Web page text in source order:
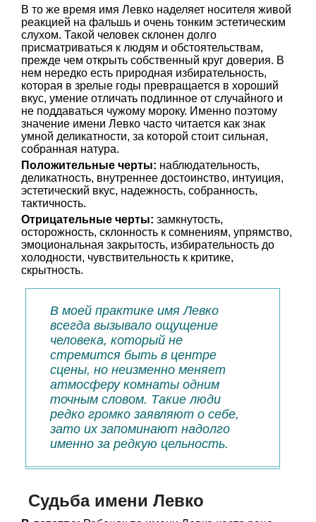
В то же время имя Левко наделяет носителя живой
реакцией на фальшь и очень тонким эстетическим
слухом. Такой человек склонен долго
присматриваться к людям и обстоятельствам,
прежде чем открыть собственный круг доверия. В
нем нередко есть природная избирательность,
которая в зрелые годы превращается в хороший
вкус, умение отличать подлинное от случайного и
не поддаваться чужому мороку. Именно поэтому
значение имени Левко часто читается как знак
умной деликатности, за которой стоит сильная,
собранная натура.
Положительные черты: наблюдательность,
деликатность, внутреннее достоинство, интуиция,
эстетический вкус, надежность, собранность,
тактичность.
Отрицательные черты: замкнутость,
осторожность, склонность к сомнениям, упрямство,
эмоциональная закрытость, избирательность до
холодности, чувствительность к критике,
скрытность.
В моей практике имя Левко
всегда вызывало ощущение
человека, который не
стремится быть в центре
сцены, но неизменно меняет
атмосферу комнаты одним
точным словом. Такие люди
редко громко заявляют о себе,
зато их запоминают надолго
именно за редкую цельность.
Судьба имени Левко